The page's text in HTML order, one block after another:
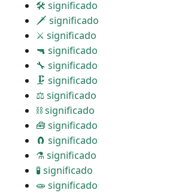
🛠 significado
🗡 significado
⚔ significado
🔫 significado
🔧 significado
🗜 significado
⚖ significado
⛓ significado
🧰 significado
🧲 significado
⚗ significado
🧪 significado
🧫 significado